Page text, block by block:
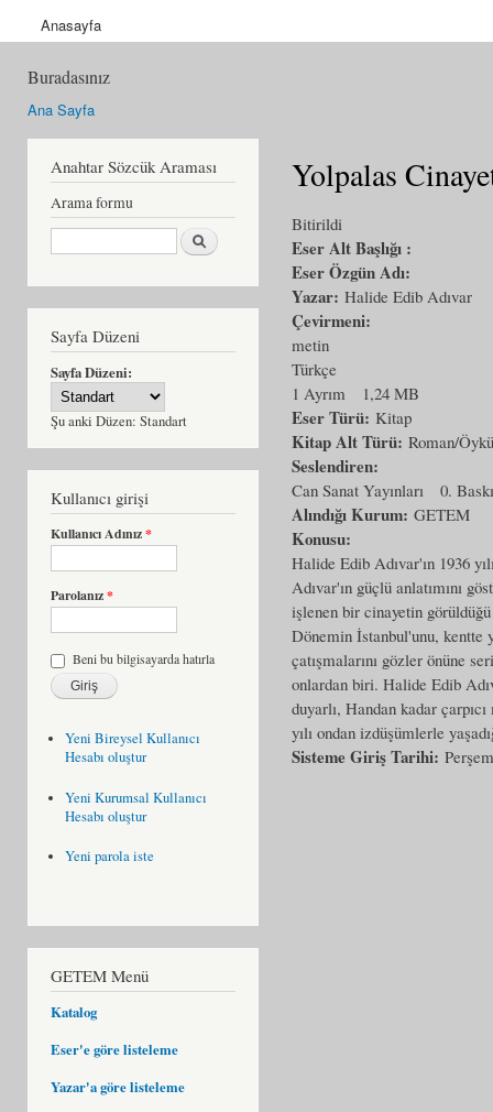
Anasayfa
Buradasınız
Ana Sayfa
Anahtar Sözcük Araması
Arama formu
Ara
Sayfa Düzeni
Sayfa Düzeni:
Şu anki Düzen: Standart
Kullanıcı girişi
Kullanıcı Adınız*
Parolanız*
Beni bu bilgisayarda hatırla
Yeni Bireysel Kullanıcı
Hesabı oluştur
Yeni Kurumsal Kullanıcı
Hesabı oluştur
Yeni parola iste
GETEM Menü
Katalog
Eser'e göre listeleme
Yazar'a göre listeleme
Yolpalas
Bitirildi
Eser Alt Başlığı :
Eser Özgün Adı:
Yazar: Halide Edib Adıvar
Çevirmeni:
metin
Türkçe
1 Ayrım
1,24 MB
Eser Türü: Kitap
Kitap Alt Türü: Roman/Öykü
Seslendiren:
Can Sanat Yayınları 0. Baskı
Alındığı Kurum: GETEM
Konusu:
Halide Edib Adıvar'ın 1936
Adıvar'ın güçlü anlatımını
işlenen bir cinayetin
Dönemin İstanbul'unu, kentte
çatışmalarını gözler önüne
onlardan biri. Halide Edib
duyarlı, Handan kadar
yılı ondan izdüşümlerle
Sisteme Giriş Tarihi: